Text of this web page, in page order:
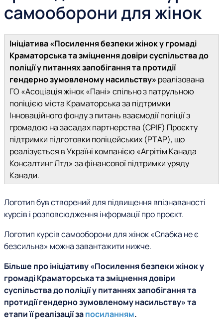
самооборони для жінок
Ініціатива «Посилення безпеки жінок у громаді
Краматорська та зміцнення довіри суспільства до
поліції у питаннях запобігання та протидії
гендерно зумовленому насильству» реалізована
ГО «Асоціація жінок «Пані» спільно з патрульною
поліцією міста Краматорська за підтримки
Інноваційного фонду з питань взаємодії поліції з
громадою на засадах партнерства (CPIF) Проєкту
підтримки підготовки поліцейських (PTAP), що
реалізується в Україні компанією «Агрітім Канада
Консалтинг Лтд» за фінансової підтримки уряду
Канади.
Логотип був створений для підвищення впізнаваності
курсів і розповсюдження інформації про проєкт.
Логотип курсів самооборони для жінок «Слабка не є
безсильна» можна завантажити нижче.
Більше про ініціативу «Посилення безпеки жінок у
громаді Краматорська та зміцнення довіри
суспільства до поліції у питаннях запобігання та
протидії гендерно зумовленому насильству» та
етапи її реалізації запосиланням.